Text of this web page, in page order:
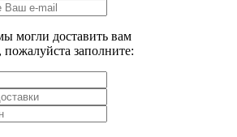
могли доставить вам
заполните: